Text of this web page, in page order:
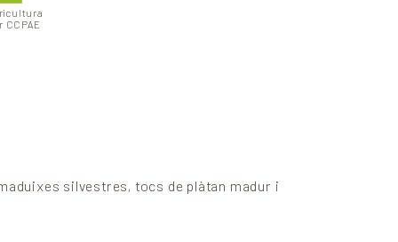
CCPAE
silvestres, tocs de plàtan madur i